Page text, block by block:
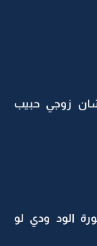
زوجي حبيب
الود ودي لو